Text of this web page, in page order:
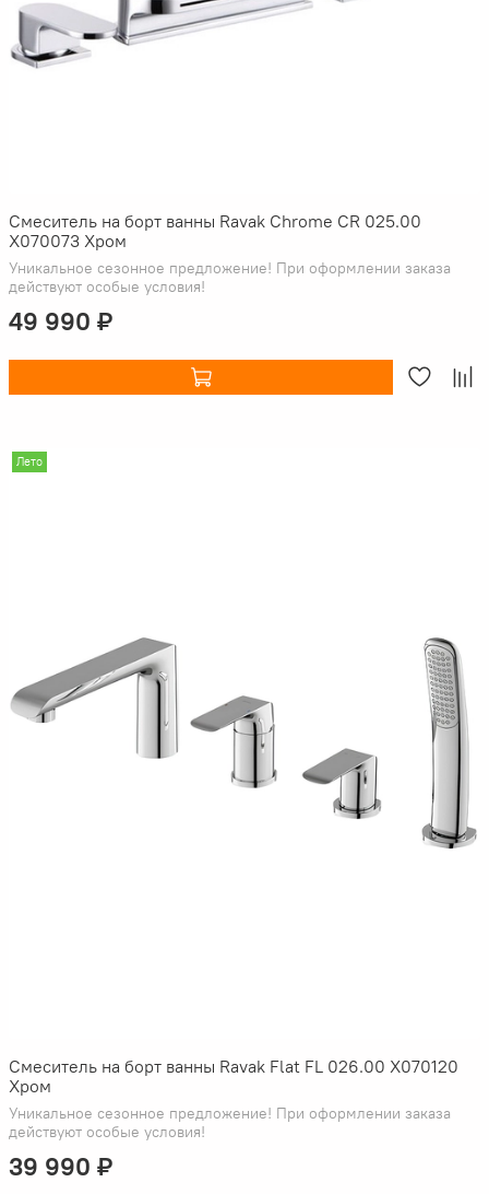
Смеситель на борт ванны Ravak Chrome CR 025.00
X070073 Хром
Уникальное сезонное предложение! При оформлении заказа
действуют особые условия!
49 990 ₽
Лето
Смеситель на борт ванны Ravak Flat FL 026.00 X070120
Хром
Уникальное сезонное предложение! При оформлении заказа
действуют особые условия!
39 990 ₽